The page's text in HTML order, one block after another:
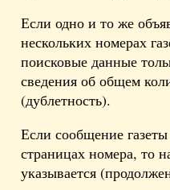
Если одно и то же
нескольких номерах
поисковые данные
сведения об общем
(дублетность).
Если сообщение
страницах номера, то
указывается